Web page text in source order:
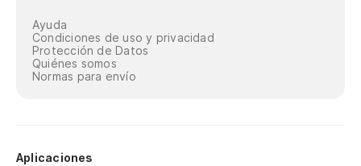
Ayuda
Condiciones de uso y privacidad
Protección de Datos
Quiénes somos
Normas para envío
Aplicaciones